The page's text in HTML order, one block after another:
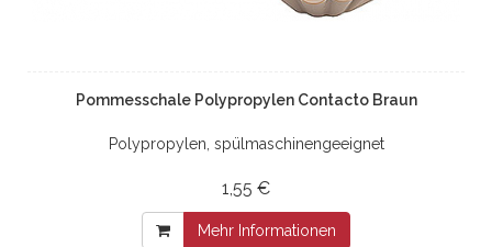
Pommesschale Polypropylen Contacto Braun
Polypropylen, spülmaschinengeeignet
1,55 €
Mehr Informationen